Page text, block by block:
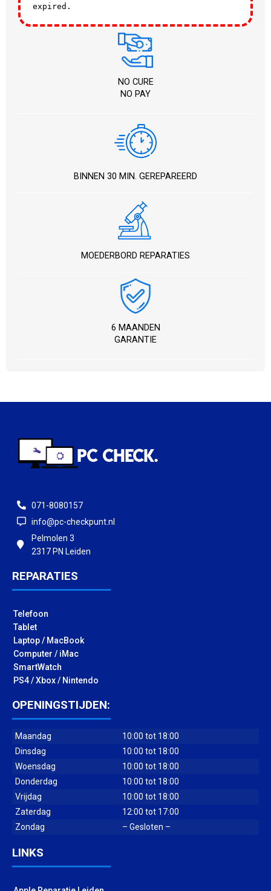
expired.
NO CURE
NO PAY
BINNEN 30 MIN. GEREPAREERD
MOEDERBORD REPARATIES
6 MAANDEN
GARANTIE
071-8080157
info@pc-checkpunt.nl
Pelmolen 3
2317 PN Leiden
REPARATIES
Telefoon
Tablet
Laptop / MacBook
Computer / iMac
SmartWatch
PS4 / Xbox / Nintendo
OPENINGSTIJDEN:
Maandag
10:00 tot 18:00
Dinsdag
10:00 tot 18:00
Woensdag
10:00 tot 18:00
Donderdag
10:00 tot 18:00
Vrijdag
10:00 tot 18:00
Zaterdag
12:00 tot 17:00
Zondag
– Gesloten –
LINKS